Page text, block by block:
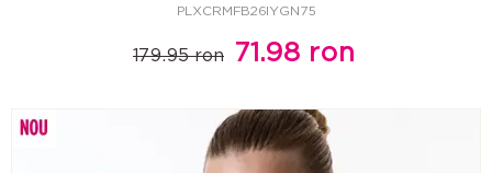
PLXCRMFB26IYGN75
179.95 ron 71.98 ron